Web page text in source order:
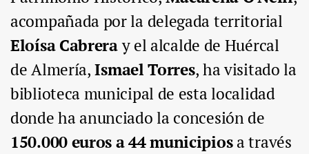
acompañada por la delegada territorial
Eloísa Cabreray el alcalde de Huércal
de Almería,Ismael Torres, ha visitado la
biblioteca municipal de esta localidad
donde ha anunciado la concesión de
150.000 euros a 44 municipiosa través